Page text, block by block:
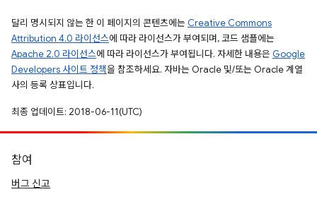
달리 명시되지 않는 한 이 페이지의 콘텐츠에는 Creative Commons
Attribution 4.0 라이선스에 따라 라이선스가 부여되며, 코드 샘플에는
Apache 2.0 라이선스에 따라 라이선스가 부여됩니다. 자세한 내용은 Google
Developers 사이트 정책을 참조하세요. 자바는 Oracle 및/또는 Oracle 계열
사의 등록 상표입니다.
최종 업데이트: 2018-06-11(UTC)
참여
버그 신고